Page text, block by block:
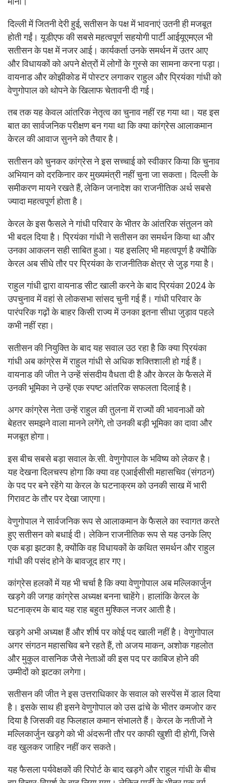
दिल्ली में जितनी देरी हुई, सतीसन के पक्ष में भावनाएं उतनी ही मजबूत
होती गईं। यूडीएफ की सबसे महत्वपूर्ण सहयोगी पार्टी आईयूएमएल भी
सतीसन के पक्ष में नजर आई। कार्यकर्ता उनके समर्थन में उतर आए
और विधायकों को अपने क्षेत्रों में लोगों के गुस्से का सामना करना पड़ा।
वायनाड और कोझीकोड में पोस्टर लगाकर राहुल और प्रियंका गांधी को
वेणुगोपाल को थोपने के खिलाफ चेतावनी दी गई।
तब तक यह केवल आंतरिक नेतृत्व का चुनाव नहीं रह गया था। यह इस
बात का सार्वजनिक परीक्षण बन गया था कि क्या कांग्रेस आलाकमान
केरल की आवाज सुनने को तैयार है।
सतीसन को चुनकर कांग्रेस ने इस सच्चाई को स्वीकार किया कि चुनाव
अभियान को दरकिनार कर मुख्यमंत्री नहीं चुना जा सकता। दिल्ली के
समीकरण मायने रखते हैं, लेकिन जनादेश का राजनीतिक अर्थ सबसे
ज्यादा महत्वपूर्ण होता है।
केरल के इस फैसले ने गांधी परिवार के भीतर के आंतरिक संतुलन को
भी बदल दिया है। प्रियंका गांधी ने सतीसन का समर्थन किया था और
उनका आकलन सही साबित हुआ। यह इसलिए भी महत्वपूर्ण है क्योंकि
केरल अब सीधे तौर पर प्रियंका के राजनीतिक क्षेत्र से जुड़ गया है।
राहुल गांधी द्वारा वायनाड सीट खाली करने के बाद प्रियंका 2024 के
उपचुनाव में वहां से लोकसभा सांसद चुनी गई हैं। गांधी परिवार के
पारंपरिक गढ़ों के बाहर किसी राज्य में उनका इतना सीधा जुड़ाव पहले
कभी नहीं रहा।
सतीसन की नियुक्ति के बाद यह सवाल उठ रहा है कि क्या प्रियंका
गांधी अब कांग्रेस में राहुल गांधी से अधिक शक्तिशाली हो गई हैं।
वायनाड की जीत ने उन्हें संसदीय वैधता दी है और केरल के फैसले में
उनकी भूमिका ने उन्हें एक स्पष्ट आंतरिक सफलता दिलाई है।
अगर कांग्रेस नेता उन्हें राहुल की तुलना में राज्यों की भावनाओं को
बेहतर समझने वाला मानने लगेंगे, तो उनकी बड़ी भूमिका का दावा और
मजबूत होगा।
इस बीच सबसे बड़ा सवाल के.सी. वेणुगोपाल के भविष्य को लेकर है।
यह देखना दिलचस्प होगा कि क्या वह एआईसीसी महासचिव (संगठन)
के पद पर बने रहेंगे या केरल के घटनाक्रम को उनकी साख में भारी
गिरावट के तौर पर देखा जाएगा।
वेणुगोपाल ने सार्वजनिक रूप से आलाकमान के फैसले का स्वागत करते
हुए सतीसन को बधाई दी। लेकिन राजनीतिक रूप से यह उनके लिए
एक बड़ा झटका है, क्योंकि वह विधायकों के कथित समर्थन और राहुल
गांधी की पसंद होने के बावजूद हार गए।
कांग्रेस हलकों में यह भी चर्चा है कि क्या वेणुगोपाल अब मल्लिकार्जुन
खड़गे की जगह कांग्रेस अध्यक्ष बनना चाहेंगे। हालांकि केरल के
घटनाक्रम के बाद यह राह बहुत मुश्किल नजर आती है।
खड़गे अभी अध्यक्ष हैं और शीर्ष पर कोई पद खाली नहीं है। वेणुगोपाल
अगर संगठन महासचिव बने रहते हैं, तो अजय माकन, अशोक गहलोत
और मुकुल वासनिक जैसे नेताओं की इस पद पर काबिज होने की
उम्मीदों को झटका लगेगा।
सतीसन की जीत ने इस उत्तराधिकार के सवाल को सस्पेंस में डाल दिया
है। इसके साथ ही इसने वेणुगोपाल को उस ढांचे के भीतर कमजोर कर
दिया है जिसकी वह फिलहाल कमान संभालते हैं। केरल के नतीजों ने
मल्लिकार्जुन खड़गे को भी अंदरूनी तौर पर काफी खुशी दी होगी, जिसे
वह खुलकर जाहिर नहीं कर सकते।
यह फैसला पर्यवेक्षकों की रिपोर्ट के बाद खड़गे और राहुल गांधी के बीच